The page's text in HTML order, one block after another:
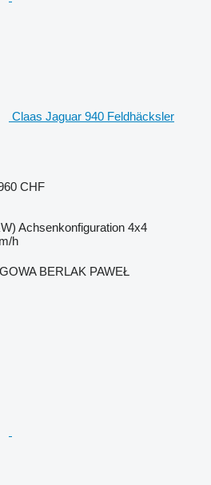
Claas Jaguar 940 Feldhäcksler
CHF
Achsenkonfiguration 4x4
h
BERLAK PAWEŁ